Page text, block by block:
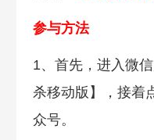
参与方法
1、首先，进入微
杀移动版】，接着
众号。